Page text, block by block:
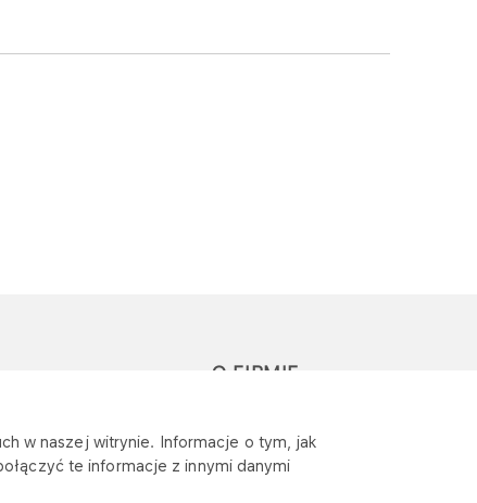
w naszej witrynie. Informacje o tym, jak
te informacje z innymi danymi
O FIRMIE
Wymagania